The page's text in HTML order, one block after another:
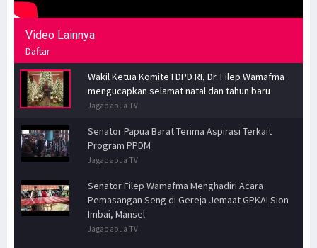
Video Lainnya
Daftar
Wakil Ketua Komite I DPD RI, Dr. Filep Wamafma
mengucapkan selamat natal dan tahun baru
Jagapapua TV
Senator Papua Barat Terima Aspirasi Terkait
Program PPDM
Jagapapua TV
Senator Filep Wamafma Menghadiri Acara
Pemasangan Seng di Gereja Jemaat GPKAI Sion
Imbai, Mansel
Jagapapua TV